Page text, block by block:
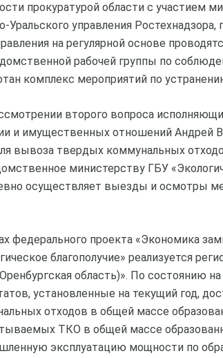
прокуратурой области с участием
Уральского управления
на регулярной основе
рабочей группы по
комплекс мероприятий по
второго вопроса
и имущественных отношений Андрей
вывоза твердых коммунальных
министерству ГБУ
осуществляет выезды и осмотры
федерального проекта «Экономика
благополучие» реализуется
область)». По состоянию на
установленные на текущий год,
отходов в общей массе
ТКО в общей массе
эксплуатацию мощности по